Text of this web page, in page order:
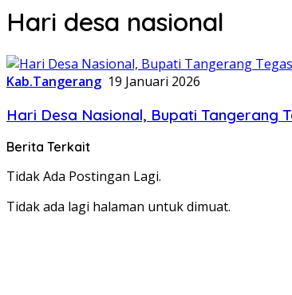
Hari desa nasional
Kab.Tangerang 19 Januari 2026
Hari Desa Nasional, Bupati Tangerang
Berita Terkait
Tidak Ada Postingan Lagi.
Tidak ada lagi halaman untuk dimuat.